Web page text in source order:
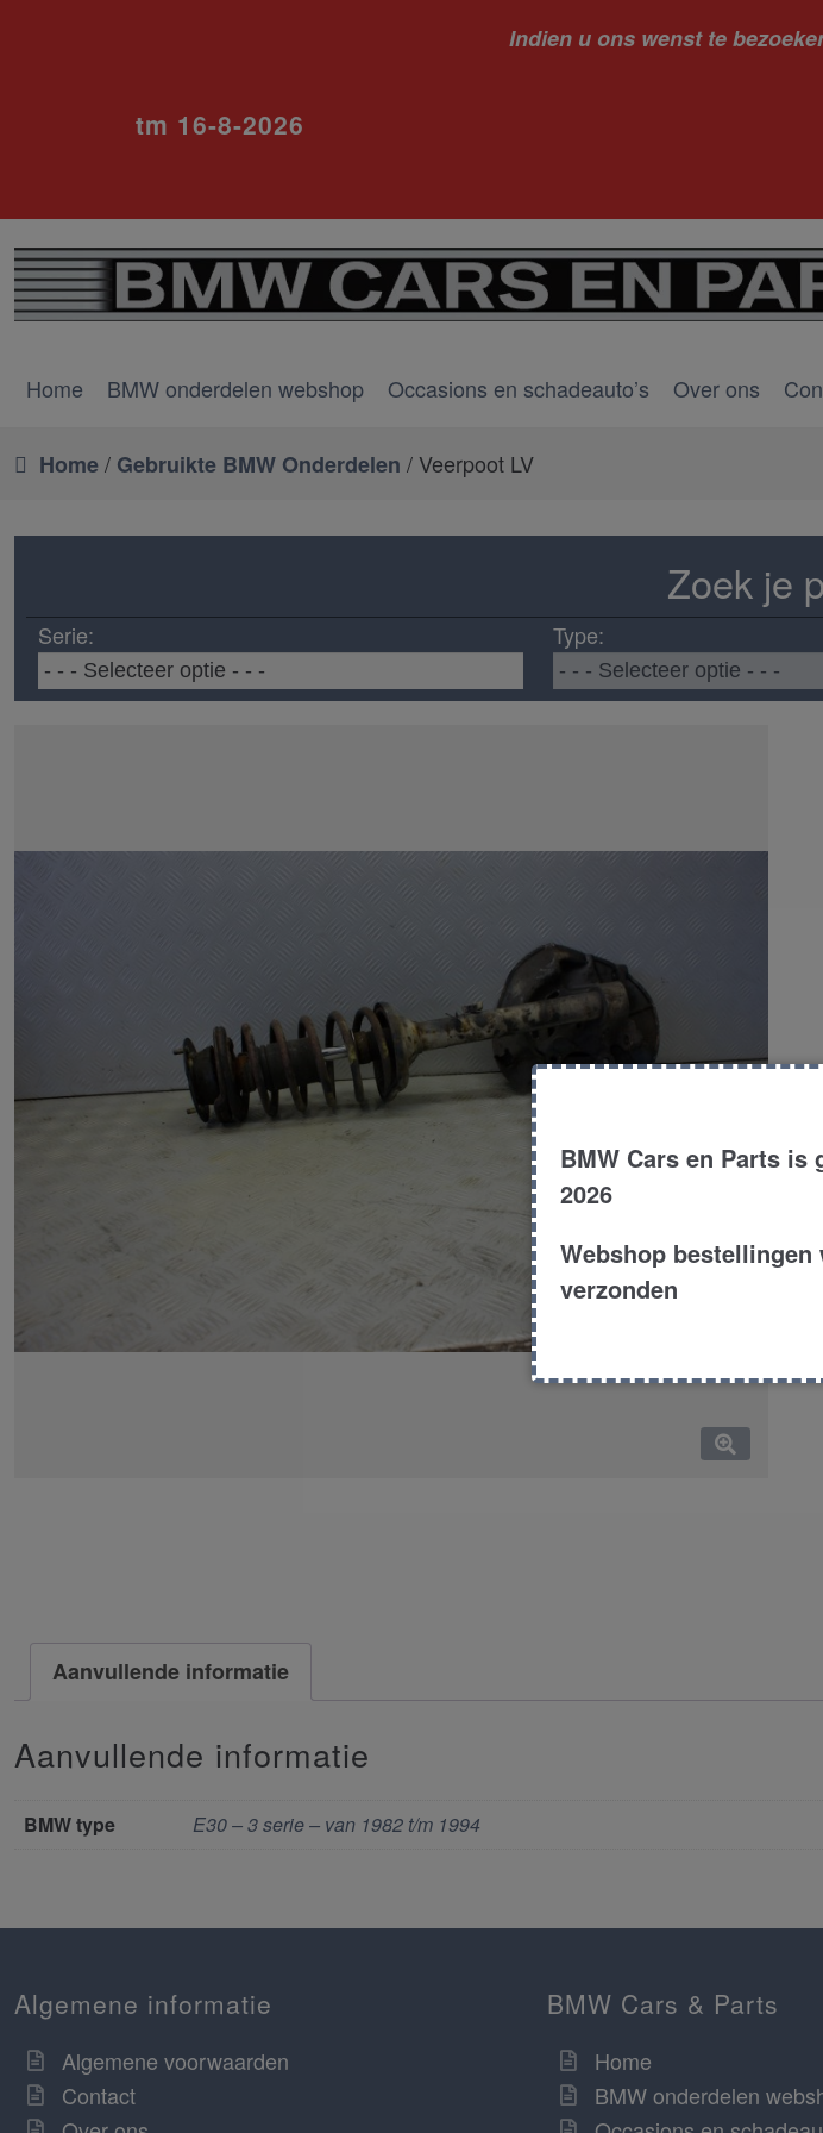
Indien u ons wenst te
ivm
tm 16-8-2026
Home BMW onderdelen webshop Occasions en schadeauto’s Over ons
Home/ Gebruikte BMW Onderdelen / Veerpoot LV
Zoek je
Serie: Type:
Aanvullende informatie
Aanvullende informatie
BMW type E30 – 3 serie – van 1982 t/m 1994
Algemene informatie
Algemene voorwaarden
Contact
BMW Cars & Parts
Home
BMW onderdelen
BMW Cars en Parts
2026
Webshop bestellingen
verzonden